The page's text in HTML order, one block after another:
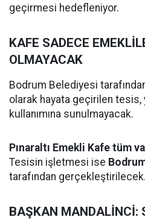
geçirmesi hedefleniyor.
KAFE SADECE
OLMAYACAK
Bodrum Belediyesi
olarak hayata geçirilen tesis,
kullanımına sunulmayacak.
Pınaraltı Emekli Kafe tüm
Tesisin işletmesi ise
tarafından gerçekleştirilecek.
BAŞKAN MANDALİNCİ: